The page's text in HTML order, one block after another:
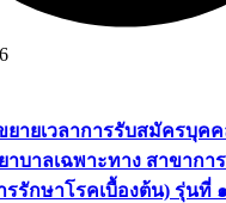
ยายเวลาการรับสมัครบุค
บาลเฉพาะทาง สาขากา
รักษาโรคเบื้องต้น) รุ่นที่